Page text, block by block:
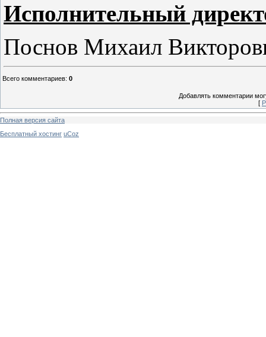
Исполнительный
Поснов Михаил
Всего комментариев: 0
Добавлять комментарии
[
Полная версия сайта
Бесплатный хостинг uCoz